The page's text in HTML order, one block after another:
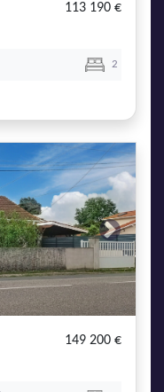
113 190 €
2
Next
149 200 €